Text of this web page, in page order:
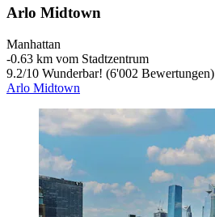
Arlo Midtown
Manhattan
‐0.63 km vom Stadtzentrum
9.2/10 Wunderbar! (6'002 Bewertungen)
Arlo Midtown